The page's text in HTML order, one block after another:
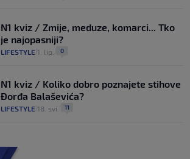
N1 kviz / Zmije, meduze, komarci... Tko
je najopasniji?
LIFESTYLE 1. lip. 0
N1 kviz / Koliko dobro poznajete stihove
Đorđa Balaševića?
LIFESTYLE 18. svi. 11